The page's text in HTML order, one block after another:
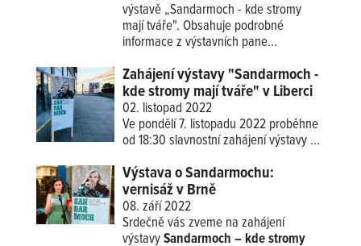
výstavě „Sandarmoch - kde stromy
mají tváře". Obsahuje podrobné
informace z výstavních pane...
Zahájení výstavy "Sandarmoch -
kde stromy mají tváře" v Liberci
02. listopad 2022
Ve pondělí 7. listopadu 2022 proběhne
od 18:30 slavnostní zahájenívýstavy ...
Výstava o Sandarmochu:
vernisáž v Brně
08. září 2022
Srdečně vás zveme na zahájení
výstavySandarmoch – kde stromy